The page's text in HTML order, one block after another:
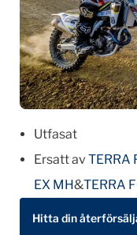
Utfasat
Ersatt avTERRA
EX MH&TERRA
Hitta din